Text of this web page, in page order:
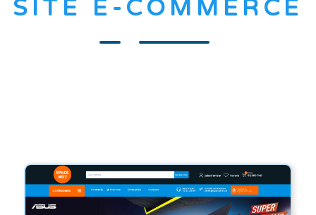
SITE E-COMMERCE